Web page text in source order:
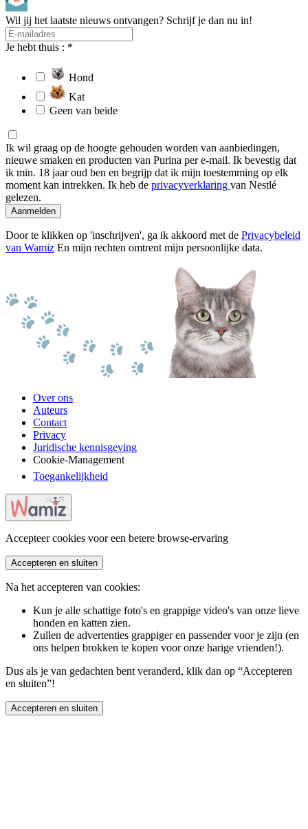
Wil jij het laatste nieuws ontvangen? Schrijf je dan nu in!
Je hebt thuis : *
Hond
Kat
Geen van beide
Ik wil graag op de hoogte gehouden worden van aanbiedingen,
nieuwe smaken en producten van Purina per e-mail. Ik bevestig dat
ik min. 18 jaar oud ben en begrijp dat ik mijn toestemming op elk
moment kan intrekken. Ik heb de privacyverklaring van Nestlé
gelezen.
Aanmelden
Door te klikken op 'inschrijven', ga ik akkoord met de Privacybeleid
van Wamiz En mijn rechten omtrent mijn persoonlijke data.
Over ons
Auteurs
Contact
Privacy
Juridische kennisgeving
Cookie-Management
Toegankelijkheid
Accepteer cookies voor een betere browse-ervaring
Accepteren en sluiten
Na het accepteren van cookies:
Kun je alle schattige foto's en grappige video's van onze lieve
honden en katten zien.
Zullen de advertenties grappiger en passender voor je zijn (en
ons helpen brokken te kopen voor onze harige vrienden!).
Dus als je van gedachten bent veranderd, klik dan op “Accepteren
en sluiten”!
Accepteren en sluiten